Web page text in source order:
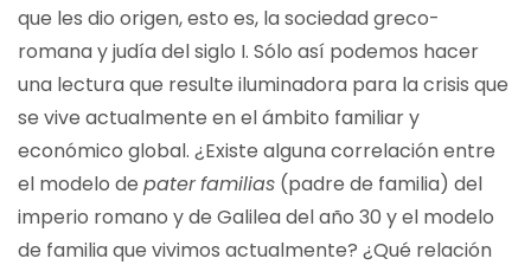
que les dio origen, esto es, la sociedad greco-
romana y judía del siglo I. Sólo así podemos hacer
una lectura que resulte iluminadora para la crisis que
se vive actualmente en el ámbito familiar y
económico global. ¿Existe alguna correlación entre
el modelo de paterfamilias (padre de familia) del
imperio romano y de Galilea del año 30 y el modelo
de familia que vivimos actualmente? ¿Qué relación